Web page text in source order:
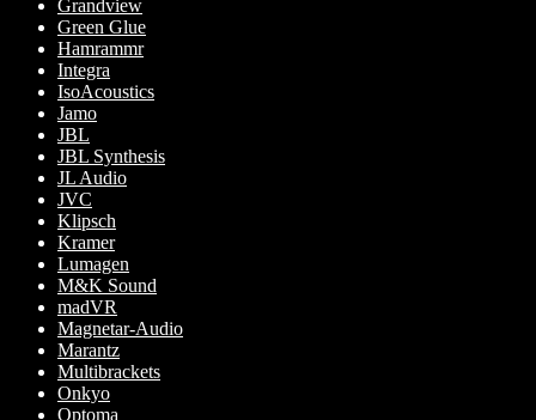
Grandview
Green Glue
Hamrammr
Integra
IsoAcoustics
Jamo
JBL
JBL Synthesis
JL Audio
JVC
Klipsch
Kramer
Lumagen
M&K Sound
madVR
Magnetar-Audio
Marantz
Multibrackets
Onkyo
Optoma